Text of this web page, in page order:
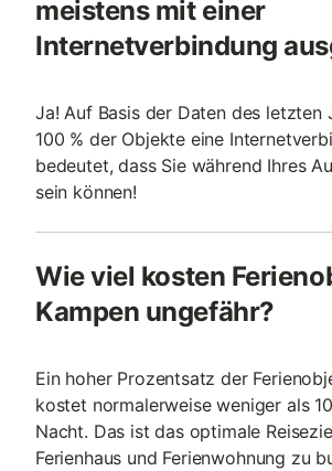
meistens mit einer
Internetverbindung
Ja! Auf Basis der Daten des letzten
100 % der Objekte eine
bedeutet, dass Sie während Ihres
sein können!
Wie viel kosten
Kampen ungefähr?
Ein hoher Prozentsatz der
kostet normalerweise weniger als
Nacht. Das ist das optimale
Ferienhaus und Ferienwohnung zu